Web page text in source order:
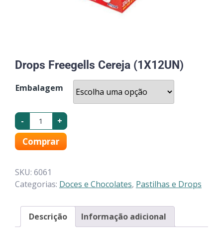
Drops Freegells Cereja (1X12UN)
Embalagem
- +
Comprar
SKU: 6061
Categorias: Doces e Chocolates, Pastilhas e Drops
Descrição Informação adicional